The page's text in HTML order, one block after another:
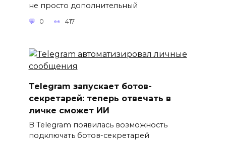
не просто дополнительный
0 417
Telegram запускает ботов-
секретарей: теперь отвечать в
личке сможет ИИ
В Telegram появилась возможность
подключать ботов-секретарей